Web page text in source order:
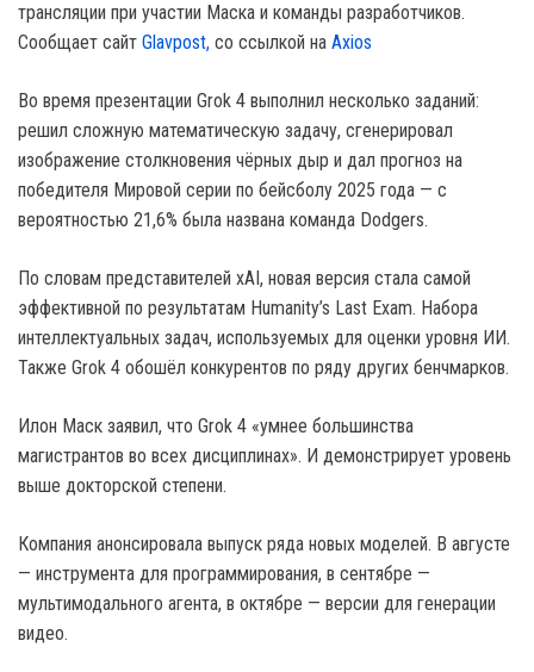
трансляции при участии Маска и команды разработчиков.
Сообщает сайт Glavpost, со ссылкой на Axios
Во время презентации Grok 4 выполнил несколько заданий:
решил сложную математическую задачу, сгенерировал
изображение столкновения чёрных дыр и дал прогноз на
победителя Мировой серии по бейсболу 2025 года — с
вероятностью 21,6% была названа команда Dodgers.
По словам представителей xAI, новая версия стала самой
эффективной по результатам Humanity’s Last Exam. Набора
интеллектуальных задач, используемых для оценки уровня ИИ.
Также Grok 4 обошёл конкурентов по ряду других бенчмарков.
Илон Маск заявил, что Grok 4 «умнее большинства
магистрантов во всех дисциплинах». И демонстрирует уровень
выше докторской степени.
Компания анонсировала выпуск ряда новых моделей. В августе
— инструмента для программирования, в сентябре —
мультимодального агента, в октябре — версии для генерации
видео.